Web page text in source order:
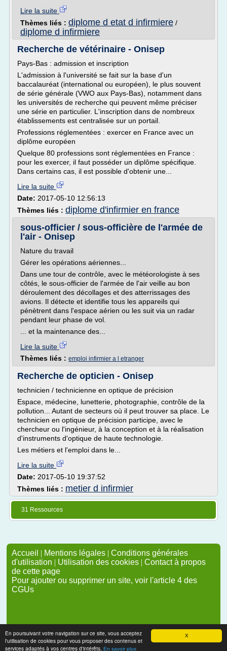
X
En poursuivant votre navigation sur ce site, vous acceptez
l'utilisation de cookies pour vous proposer des contenus et
services adaptés à vos centres d'intérêts. En savoir plus
Lire la suite
Thèmes liés : diplome d etat d infirmiere /
diplome d infirmiere
Recherche de vétérinaire - Onisep
Pays-Bas : admission et inscription
L'admission à l'université se fait sur la base d'un
baccalauréat (international ou européen), le plus souvent
de série générale (VWO aux Pays-Bas), notamment dans
les universités de recherche qui peuvent même préciser
une série en particulier. L'inscription dans de nombreux
établissements est centralisée sur un portail.
Professions réglementées : exercer en France avec un
diplôme européen
Quelque 80 professions sont réglementées en France :
pour les exercer, il faut posséder un diplôme spécifique.
Dans certains cas, il est possible d'obtenir une...
Lire la suite
Date: 2017-05-10 12:56:13
Thèmes liés : diplome d'infirmier en france
sous-officier / sous-officière de l'armée de
l'air - Onisep
Nature du travail
Gérer les opérations aériennes...
Dans une tour de contrôle, avec le météorologiste à ses
côtés, le sous-officier de l'armée de l'air veille au bon
déroulement des décollages et des atterrissages des
avions. Il détecte et identifie tous les appareils qui
pénètrent dans l'espace aérien ou les suit via un radar
pendant leur phase de vol.
... et la maintenance des...
Lire la suite
Thèmes liés : emploi infirmier a l etranger
Recherche de opticien - Onisep
technicien / technicienne en optique de précision
Espace, médecine, lunetterie, photographie, contrôle de la
pollution... Autant de secteurs où il peut trouver sa place. Le
technicien en optique de précision participe, avec le
chercheur ou l'ingénieur, à la conception et à la réalisation
d'instruments d'optique de haute technologie.
Les métiers et l'emploi dans le...
Lire la suite
Date: 2017-05-10 19:37:52
Thèmes liés : metier d infirmier
31 Ressources
Accueil | Mentions légales | Conditions générales
d'utilisation | Utilisation des cookies | Contact à propos
de cette page
Pour ajouter ou supprimer un site, voir l'article 4 des
CGUs